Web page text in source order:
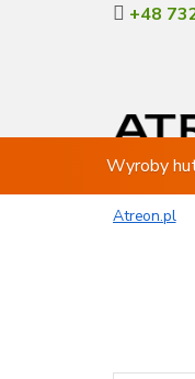
+48
Wyroby
Atreon.pl